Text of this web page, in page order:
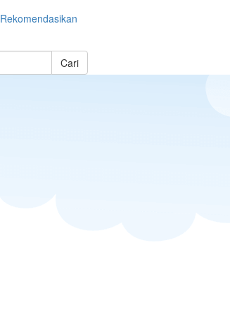
Rekomendasikan
Cari